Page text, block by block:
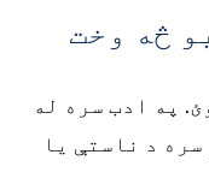
څه وخت
په ادب سره له
د ناستې یا